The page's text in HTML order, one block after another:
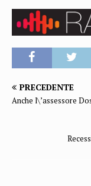
PRECEDENTE
Anche l\’assessore